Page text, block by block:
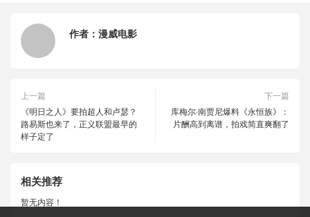
作者： 漫威电影
上一篇
《明日之人》要拍超人和卢瑟？
路易斯也来了，正义联盟最早的
样子定了
下一篇
库梅尔·南贾尼爆料《永恒族》：
片酬高到离谱，拍戏简直爽翻了
相关推荐
暂无内容！